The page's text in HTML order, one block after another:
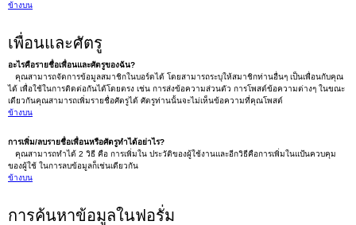
ข้างบน
เพื่อนและศัตรู
อะไรคือรายชื่อเพื่อนและศัตรูของฉัน?
คุณสามารถจัดการข้อมูลสมาชิกในบอร์ดได้ โดยสามารถระบุให้สมาชิกท่านอื่นๆ เป็นเพื่อนกับคุณ
ได้ เพื่อใช้ในการติดต่อกันได้โดยตรง เช่น การส่งข้อความส่วนตัว การโพสต์ข้อความต่างๆ ในขณะ
เดียวกันคุณสามารถเพิ่มรายชื่อศัตรูได้ ศัตรูท่านนั้นจะไม่เห็นข้อความที่คุณโพสต์
ข้างบน
การเพิ่ม/ลบรายชื่อเพื่อนหรือศัตรูทำได้อย่าไร?
คุณสามารถทำได้ 2 วิธี คือ การเพิ่มใน ประวัติของผู้ใช้งานและอีกวิธีคือการเพิ่มในแป้นควบคุม
ของผู้ใช้ ในการลบข้อมูลก็เช่นเดียวกัน
ข้างบน
การค้นหาข้อมูลในฟอรั่ม